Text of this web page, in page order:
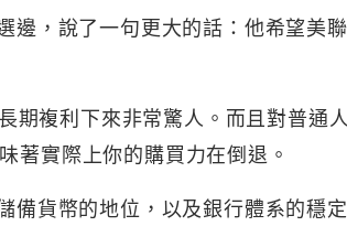
邊，說了一句更大的話：他希望美
期複利下來非常驚人。而且對普通
著實際上你的購買力在倒退。
備貨幣的地位，以及銀行體系的穩定